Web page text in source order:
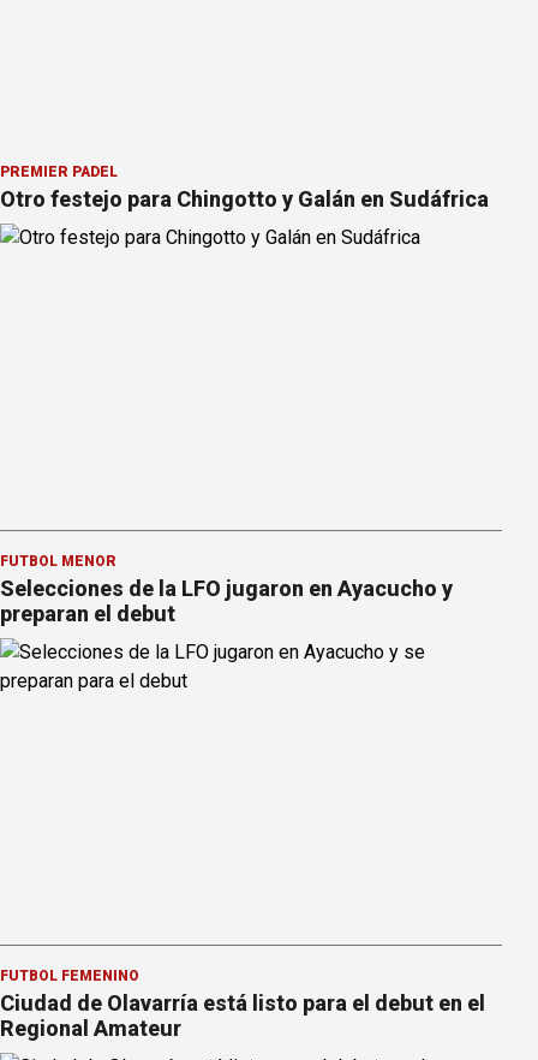
PREMIER PÁDEL
Otro festejo para Chingotto y Galán en Sudáfrica
FÚTBOL MENOR
Selecciones de la LFO jugaron en Ayacucho y
preparan el debut
FÚTBOL FEMENINO
Ciudad de Olavarría está listo para el debut en el
Regional Amateur